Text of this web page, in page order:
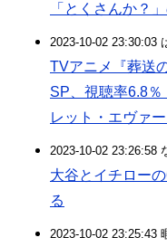
「とくさんか？
2023-10-02 23:30:03
TVアニメ『葬送
SP、視聴率6.8
レット・エヴァ
2023-10-02 23:26:58
大谷とイチロー
る
2023-10-02 23:25:43